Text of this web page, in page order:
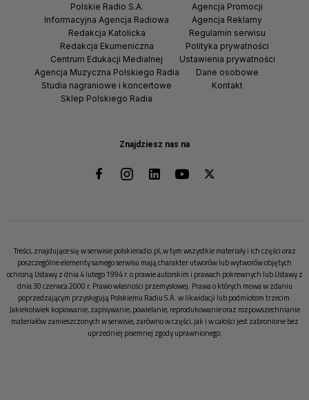
Znajdziesz nas na
Polskie Radio S.A.
Informacyjna Agencja Radiowa
Redakcja Katolicka
Redakcja Ekumeniczna
Centrum Edukacji Medialnej
Agencja Muzyczna Polskiego Radia
Studia nagraniowe i koncertowe
Sklep Polskiego Radia
Agencja Promocji
Agencja Reklamy
Regulamin serwisu
Polityka prywatności
Ustawienia prywatności
Dane osobowe
Kontakt
Treści, znajdujące się w serwisie polskieradio.pl, w tym wszystkie materiały i ich części oraz
poszczególne elementy samego serwisu mają charakter utworów lub wytworów objętych
ochroną Ustawy z dnia 4 lutego 1994 r. o prawie autorskim i prawach pokrewnych lub Ustawy z
dnia 30 czerwca 2000 r. Prawo własności przemysłowej. Prawa o których mowa w zdaniu
poprzedzającym przysługują Polskiemu Radiu S.A. w likwidacji lub podmiotom trzecim.
Jakiekolwiek kopiowanie, zapisywanie, powielanie, reprodukowanie oraz rozpowszechnianie
materiałów zamieszczonych w serwisie, zarówno w części, jak i w całości jest zabronione bez
uprzedniej pisemnej zgody uprawnionego.